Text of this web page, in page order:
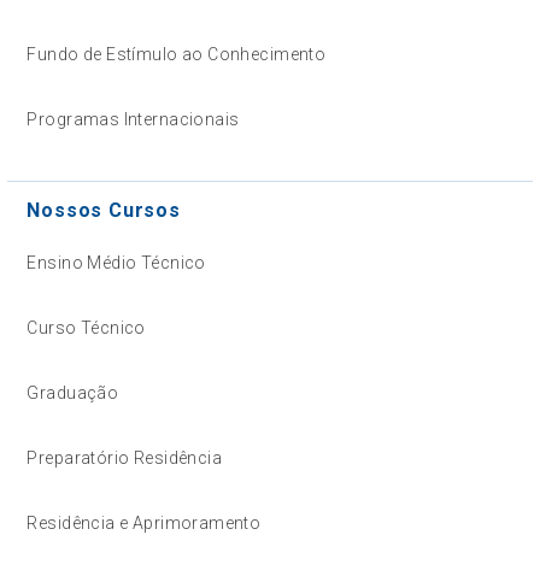
Fundo de Estímulo ao Conhecimento
Programas Internacionais
Nossos Cursos
Ensino Médio Técnico
Curso Técnico
Graduação
Preparatório Residência
Residência e Aprimoramento